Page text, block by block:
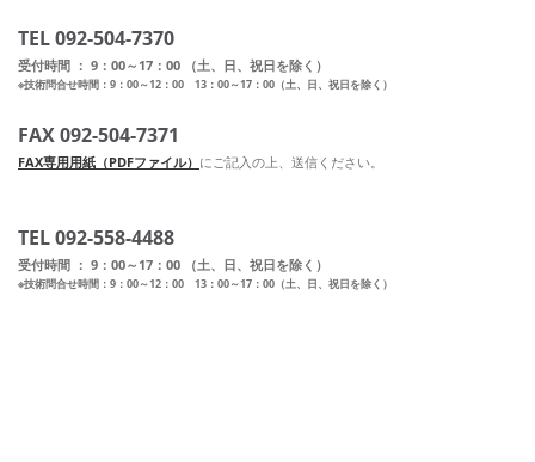
TEL 092-504-7370
受付時間 ： 9：00～17：00 （土、日、祝日を除く）
※技術問合せ時間：9：00～12：00 13：00～17：00（土、日、祝日を除く）
FAX 092-504-7371
FAX専用用紙（PDFファイル） にご記入の上、送信ください。
TEL 092-558-4488
受付時間 ： 9：00～17：00 （土、日、祝日を除く）
※技術問合せ時間：9：00～12：00 13：00～17：00（土、日、祝日を除く）